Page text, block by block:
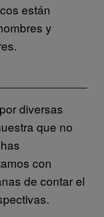
están
y
diversas
que no
con
de contar el